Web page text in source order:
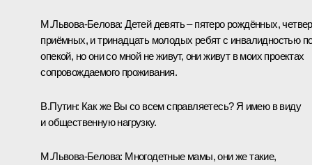
М.Львова-Белова: Детей девять – пятеро рождённых,
приёмных, и тринадцать молодых ребят с инвалидностью
опекой, но они со мной не живут, они живут в моих проектах
сопровождаемого проживания.
В.Путин: Как же Вы со всем справляетесь? Я имею в виду
и общественную нагрузку.
М.Львова-Белова: Многодетные мамы, они же такие,